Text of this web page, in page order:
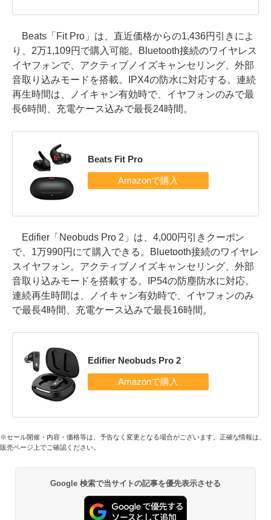
Beats「Fit Pro」は、直近価格からの1,436円引きによ
り、2万1,109円で購入可能。Bluetooth接続のワイヤレス
イヤフォンで、アクティブノイズキャンセリング、外部
音取り込みモードを搭載。IPX4の防水に対応する。連続
再生時間は、ノイキャン有効時で、イヤフォンのみで最
長6時間、充電ケース込みで最長24時間。
Beats Fit Pro
Edifier「Neobuds Pro 2」は、4,000円引きクーポン
で、1万990円にて購入できる。Bluetooth接続のワイヤレ
スイヤフォン。アクティブノイズキャンセリング、外部
音取り込みモードを搭載する。IP54の防塵防水に対応。
連続再生時間は、ノイキャン有効時で、イヤフォンのみ
で最長4時間、充電ケース込みで最長16時間。
Edifier Neobuds Pro 2
※セール開催・内容・価格等は、予告なく変更となる場合がございます。正確な情報は、
販売ページ上でご確認ください。
Google 検索で当サイトの記事を優先表示させる